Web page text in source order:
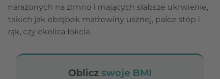
narażonych na zimno i mających słabsze ukrwienie,
takich jak obrąbek małżowiny usznej, palce stóp i
rąk, czy okolica łokcia.
Oblicz swoje BMI